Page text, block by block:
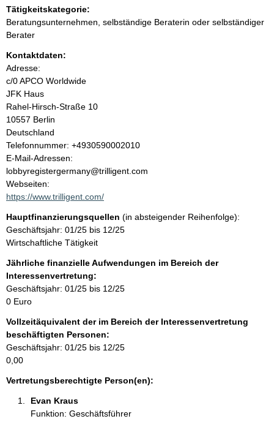
n
i
n
h
a
l
t
Tätigkeitskategorie:
Beratungsunternehmen, selbständige Beraterin oder selbständiger
Berater
Kontaktdaten:
Adresse:
c/0 APCO Worldwide
JFK Haus
Rahel-Hirsch-Straße 10
10557 Berlin
Deutschland
K
o
n
t
a
t
i
n
f
o
r
m
t
i
o
n
e
Telefonnummer: +4930590002010
E-Mail-Adressen:
lobbyregistergermany@trilligent.com
Webseiten:
https://www.trilligent.com/
Hauptfinanzierungsquellen (in absteigender Reihenfolge):
Geschäftsjahr: 01/25 bis 12/25
Wirtschaftliche Tätigkeit
Jährliche finanzielle Aufwendungen im Bereich der
Interessenvertretung:
Geschäftsjahr: 01/25 bis 12/25
0 Euro
Vollzeitäquivalent der im Bereich der Interessenvertretung
beschäftigten Personen:
Geschäftsjahr: 01/25 bis 12/25
0,00
Vertretungsberechtigte Person(en):
Evan Kraus
Funktion: Geschäftsführer